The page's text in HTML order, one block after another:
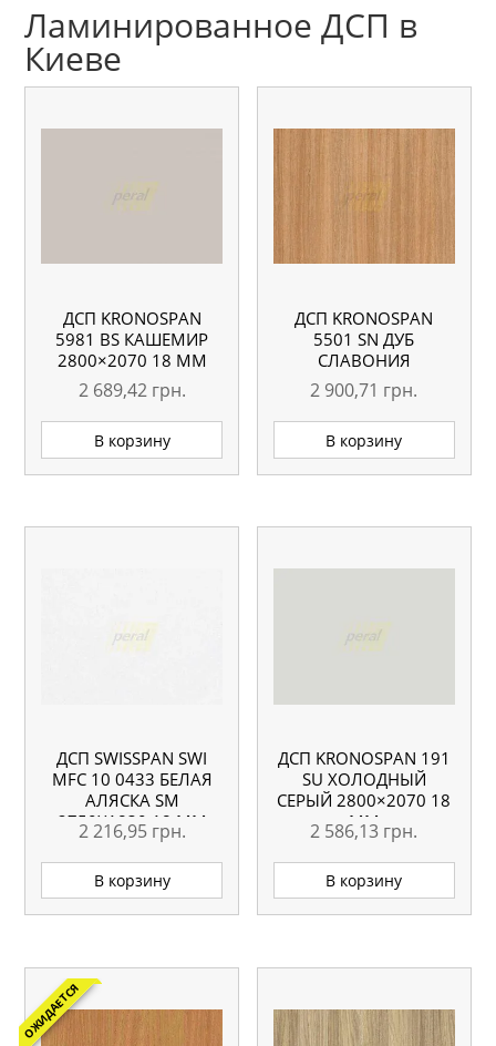
Ламинированное ДСП в
Киеве
ДСП KRONOSPAN
5981 BS КАШЕМИР
2800×2070 18 ММ
2 689,42 грн.
В корзину
ДСП KRONOSPAN
5501 SN ДУБ
СЛАВОНИЯ
2800×2070 18 ММ
2 900,71 грн.
В корзину
ДСП SWISSPAN SWI
MFC 10 0433 БЕЛАЯ
АЛЯСКА SM
2750Х1830 18 ММ
2 216,95 грн.
В корзину
ДСП KRONOSPAN 191
SU ХОЛОДНЫЙ
СЕРЫЙ 2800×2070 18
ММ
2 586,13 грн.
В корзину
ОЖИДАЕТСЯ